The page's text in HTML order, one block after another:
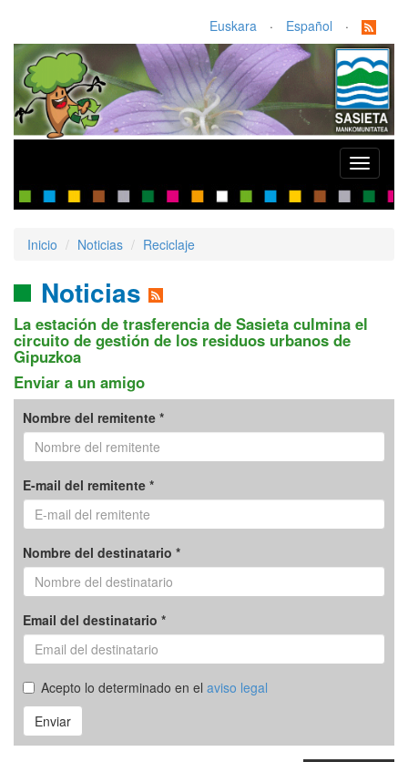
Euskara · Español ·
Toggle
Inicio Noticias Reciclaje
Noticias
La estación de trasferencia de Sasieta culmina el
circuito de gestión de los residuos urbanos de
Gipuzkoa
Enviar a un amigo
Nombre del remitente *
E-mail del remitente *
Nombre del destinatario *
Email del destinatario *
Acepto lo determinado en el aviso legal
Enviar